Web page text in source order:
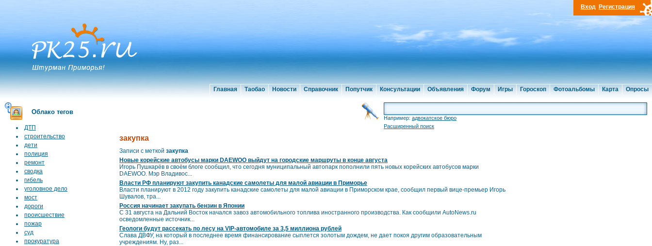
Главная Таобао Новости Справочник Попутчик Консультации Объявления Форум Игры Гороскоп Фотоальбомы Карта Опросы
Вход Регистрация
Облако тегов
ДТП
строительство
дети
полиция
ремонт
сводка
гибель
уголовное дело
мост
дороги
происшествие
пожар
суд
прокуратура
Например: адвокатское бюро
Расширенный поиск
закупка
Записи с меткой закупка
Новые корейские автобусы марки DAEWOO выйдут на городские маршруты в конце августа
Игорь Пушкарёв в своём блоге сообщил, что сегодня муниципальный автопарк пополнили пять новых корейских автобусов марки
DAEWOO. Мэр Владивос...
Власти РФ планируют закупить канадские самолеты для малой авиации в Приморье
Власти планируют в 2012 году закупить канадские самолеты для малой авиации в Приморском крае, сообщил первый вице-премьер Игорь
Шувалов, тра...
Россия начинает закупать бензин в Японии
С 31 августа на Дальний Восток начался завоз автомобильного топлива иностранного производства. Как сообщили AutoNews.ru
осведомленные источник...
Геологи будут рассекать по лесу на VIP-автомобиле за 3,5 миллиона рублей
Слава ДВФУ, на который в последнее время финансирование сыплется золотым дождем, не дает покоя другим образовательным
учреждениям. Ну, раз...